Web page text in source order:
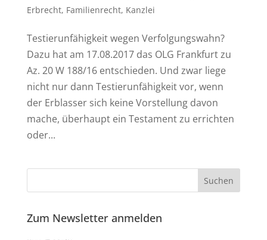
Erbrecht, Familienrecht, Kanzlei
Testierunfähigkeit wegen Verfolgungswahn?
Dazu hat am 17.08.2017 das OLG Frankfurt zu
Az. 20 W 188/16 entschieden. Und zwar liege
nicht nur dann Testierunfähigkeit vor, wenn
der Erblasser sich keine Vorstellung davon
mache, überhaupt ein Testament zu errichten
oder...
Zum Newsletter anmelden